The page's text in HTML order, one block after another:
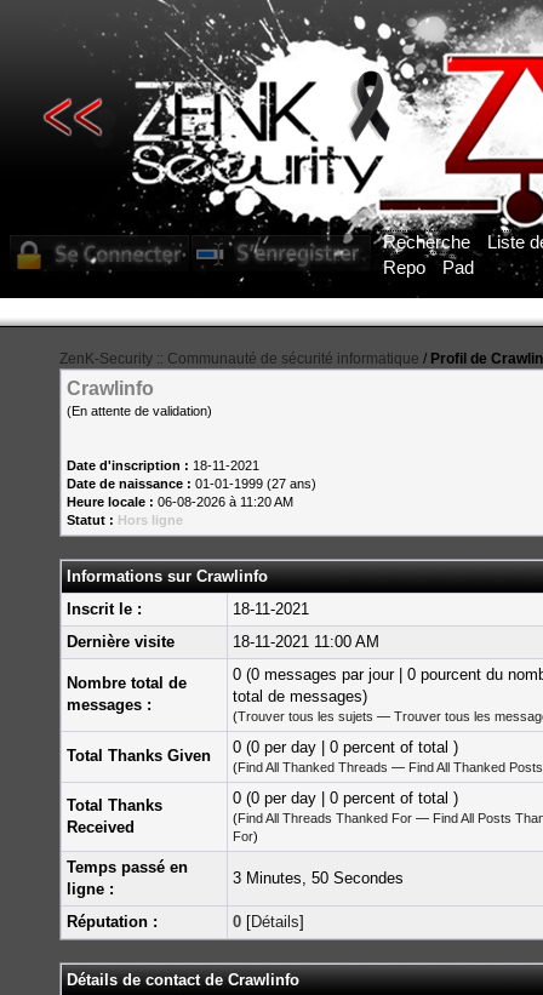
Recherche
Liste
Repo
Pad
ZenK-Security :: Communauté de sécurité informatique / Profil de
Crawlinfo
(En attente de validation)
Date d'inscription : 18-11-2021
Date de naissance : 01-01-1999 (27 ans)
Heure locale : 06-08-2026 à 11:20 AM
Statut : Hors ligne
Informations sur Crawlinfo
Inscrit le :
18-11-2021
Dernière visite
18-11-2021 11:00 AM
Nombre total de
messages :
0 (0 messages par jour | 0 pourcent du
total de messages)
(Trouver tous les sujets — Trouver tous les
Total Thanks Given 0 (0 per day | 0 percent of total )
(Find All Thanked Threads — Find All Thanked Posts
Total Thanks
Received
0 (0 per day | 0 percent of total )
(Find All Threads Thanked For — Find All Posts
For)
Temps passé en
ligne :
3 Minutes, 50 Secondes
Réputation : 0 [Détails]
Détails de contact de Crawlinfo